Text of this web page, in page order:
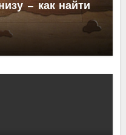
— как найти